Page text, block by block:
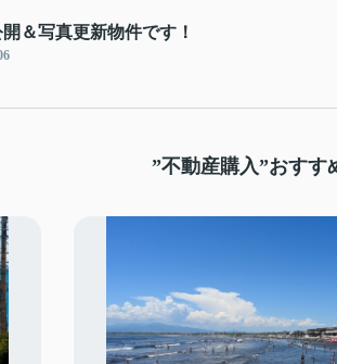
＆写真更新物件です！
”不動産購入”おすす